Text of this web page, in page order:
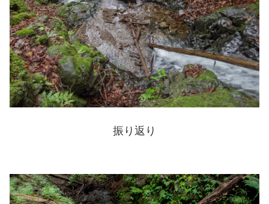
振り返り